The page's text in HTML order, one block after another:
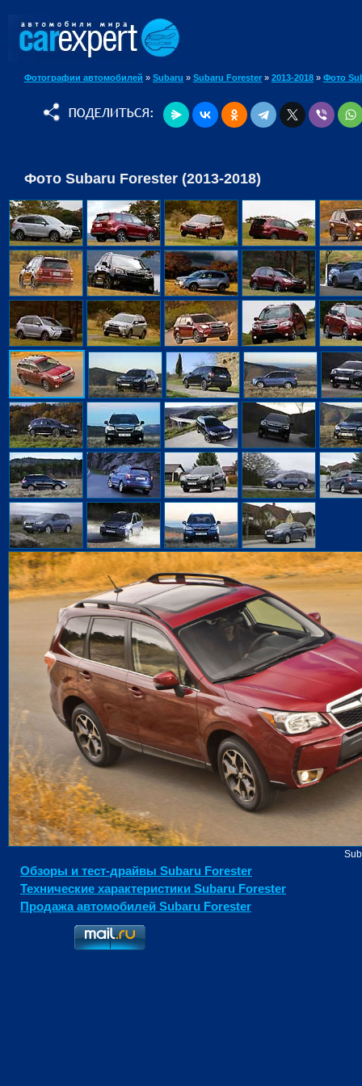
Фотографии автомобилей » Subaru » Subaru Forester » 2013-2018 » Фото
Фото Subaru Forester (2013-2018)
Обзоры и тест-драйвы Subaru Forester
Технические характеристики Subaru Forester
Продажа автомобилей Subaru Forester